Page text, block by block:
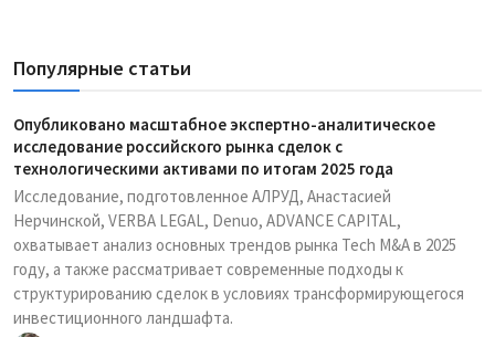
Популярные статьи
Опубликовано масштабное экспертно-аналитическое
исследование российского рынка сделок с
технологическими активами по итогам 2025 года
Исследование, подготовленное АЛРУД, Анастасией
Нерчинской, VERBA LEGAL, Denuo, ADVANCE CAPITAL,
охватывает анализ основных трендов рынка Tech M&A в 2025
году, а также рассматривает современные подходы к
структурированию сделок в условиях трансформирующегося
инвестиционного ландшафта.